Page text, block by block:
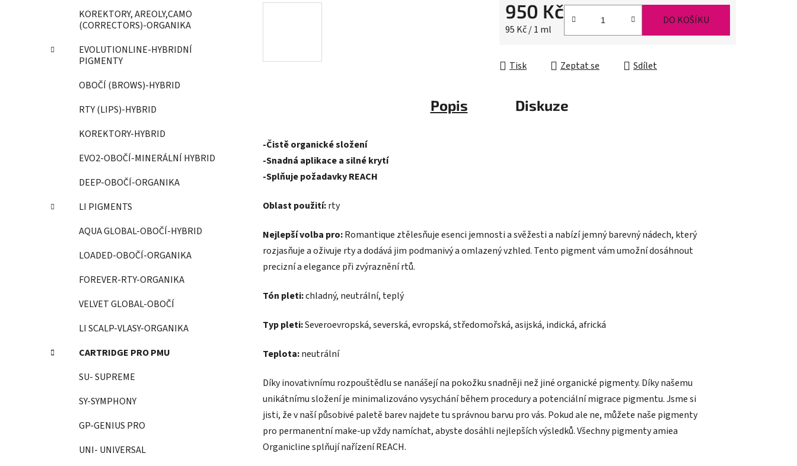
KOREKTORY, AREOLY,CAMO
(CORRECTORS)-ORGANIKA
EVOLUTIONLINE-HYBRIDNÍ
PIGMENTY
OBOČÍ (BROWS)-HYBRID
RTY (LIPS)-HYBRID
KOREKTORY-HYBRID
EVO2-OBOČÍ-MINERÁLNÍ HYBRID
DEEP-OBOČÍ-ORGANIKA
LI PIGMENTS
AQUA GLOBAL-OBOČÍ-HYBRID
LOADED-OBOČÍ-ORGANIKA
FOREVER-RTY-ORGANIKA
VELVET GLOBAL-OBOČÍ
LI SCALP-VLASY-ORGANIKA
CARTRIDGE PRO PMU
SU- SUPREME
SY-SYMPHONY
GP-GENIUS PRO
UNI- UNIVERSAL
950 Kč
Měrná cena:
95 Kč / 1 ml
DO KOŠÍKU
Tisk Zeptat se Sdílet
Popis Diskuze
-Čistě organické složení
-Snadná aplikace a silné krytí
-Splňuje požadavky REACH
Oblast použití:rty
Nejlepší volba pro:Romantique ztělesňuje esenci jemnosti a svěžesti a nabízí jemný barevný nádech, který
rozjasňuje a oživuje rty a dodává jim podmanivý a omlazený vzhled. Tento pigment vám umožní dosáhnout
precizní a elegance při zvýraznění rtů.
Tón pleti:chladný, neutrální, teplý
Typ pleti:Severoevropská, severská, evropská, středomořská, asijská, indická, africká
Teplota:neutrální
Díky inovativnímu rozpouštědlu se nanášejí na pokožku snadněji než jiné organické pigmenty. Díky našemu
unikátnímu složení je minimalizováno vysychání během procedury a potenciální migrace pigmentu. Jsme si
jisti, že v naší působivé paletě barev najdete tu správnou barvu pro vás. Pokud ale ne, můžete naše pigmenty
pro permanentní make-up vždy namíchat, abyste dosáhli nejlepších výsledků. Všechny pigmenty amiea
Organicline splňují nařízení REACH.